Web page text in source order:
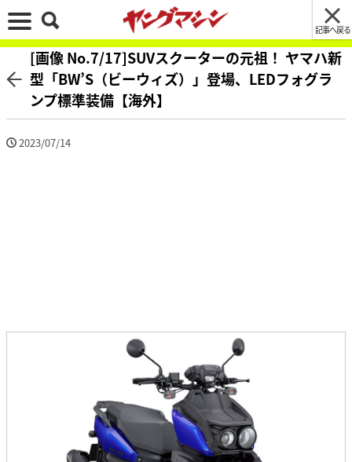
記事へ戻る
[画像 No.7/17]SUVスクーターの元祖！ ヤマハ新
型「BW’S（ビーウィズ）」登場、LEDフォグラ
ンプ標準装備【海外】
2023/07/14